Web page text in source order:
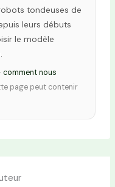
tondeuses de
leurs débuts
le modèle
comment nous
page peut contenir